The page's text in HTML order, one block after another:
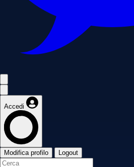
Accedi
Modifica profilo Logout